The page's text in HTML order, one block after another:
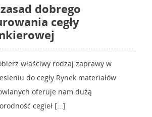
dobrego
cegły
właściwy rodzaj zaprawy w
do cegły Rynek materiałów
oferuje nam dużą
cegieł [...]